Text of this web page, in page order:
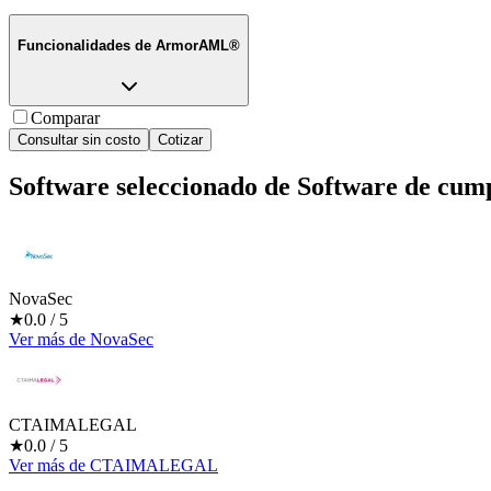
Funcionalidades de ArmorAML®
Comparar
Consultar sin costo Cotizar
Software seleccionado de Software de
NovaSec
★0.0 / 5
Ver más de NovaSec
CTAIMALEGAL
★0.0 / 5
Ver más de CTAIMALEGAL